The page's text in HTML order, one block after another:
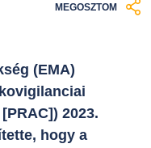
MEGOSZTOM
(EMA)
2023.
hogy a